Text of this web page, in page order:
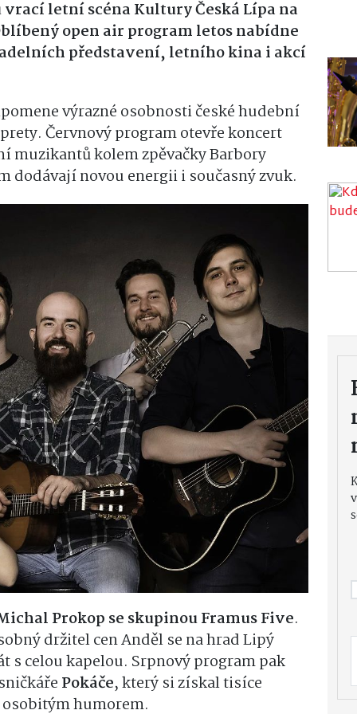
letní scéna Kultury Česká Lípa na
open air program letos nabídne
představení, letního kina i akcí
výrazné osobnosti české hudební
Červnový program otevře koncert
muzikantů kolem zpěvačky Barbory
dodávají novou energii i současný zvuk.
Prokop se skupinou Framus Five.
držitel cen Anděl se na hrad Lipý
s celou kapelou. Srpnový program pak
Pokáče, který si získal tisíce
humorem.